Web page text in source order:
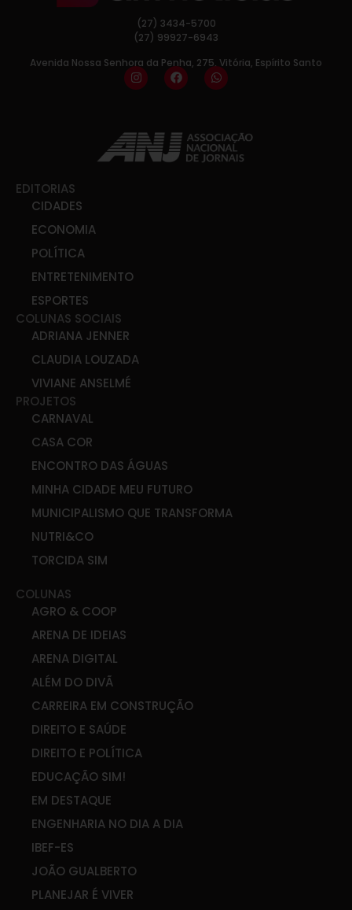
(27) 3434-5700
(27) 99927-6943
Avenida Nossa Senhora da Penha, 275, Vitória, Espírito Santo
EDITORIAS
CIDADES
ECONOMIA
POLÍTICA
ENTRETENIMENTO
ESPORTES
COLUNAS SOCIAIS
ADRIANA JENNER
CLAUDIA LOUZADA
VIVIANE ANSELMÉ
PROJETOS
CARNAVAL
CASA COR
ENCONTRO DAS ÁGUAS
MINHA CIDADE MEU FUTURO
MUNICIPALISMO QUE TRANSFORMA
NUTRI&CO
TORCIDA SIM
COLUNAS
AGRO & COOP
ARENA DE IDEIAS
ARENA DIGITAL
ALÉM DO DIVÃ
CARREIRA EM CONSTRUÇÃO
DIREITO E SAÚDE
DIREITO E POLÍTICA
EDUCAÇÃO SIM!
EM DESTAQUE
ENGENHARIA NO DIA A DIA
IBEF-ES
JOÃO GUALBERTO
PLANEJAR É VIVER